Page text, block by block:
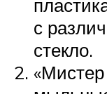
с
стекло.
«Мистер